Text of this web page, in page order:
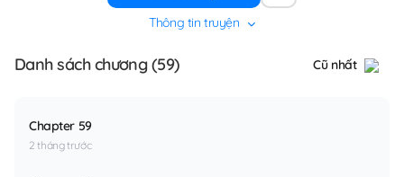
Thông tin truyện
Danh sách chương (59) Cũ nhất
Chapter 59
2 tháng trước